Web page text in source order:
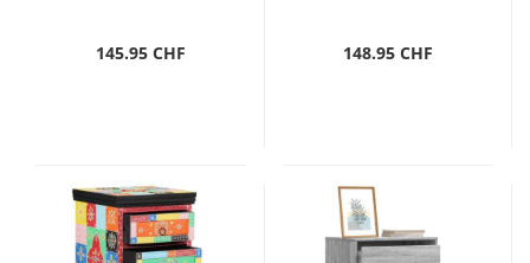
145.95 CHF
148.95 CHF